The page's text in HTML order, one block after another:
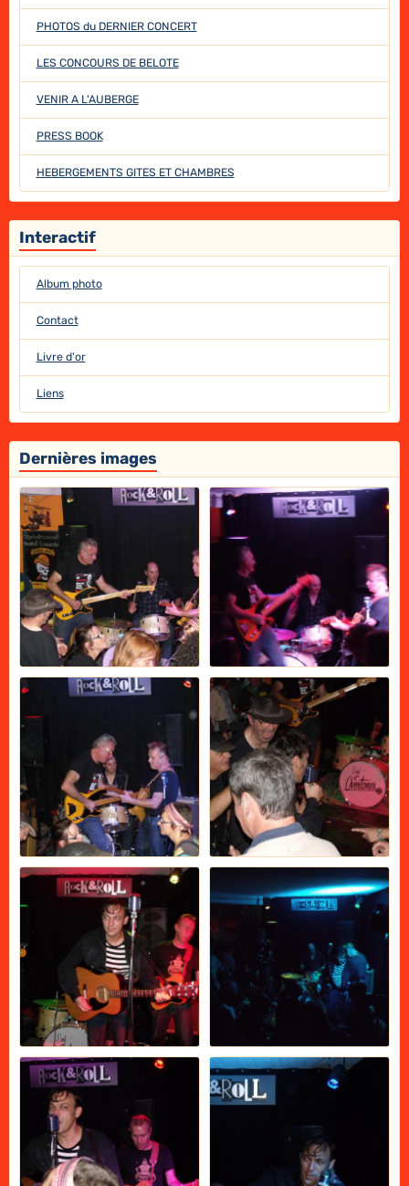
PHOTOS du DERNIER CONCERT
LES CONCOURS DE BELOTE
VENIR A L'AUBERGE
PRESS BOOK
HEBERGEMENTS GITES ET CHAMBRES
Interactif
Album photo
Contact
Livre d'or
Liens
Dernières images